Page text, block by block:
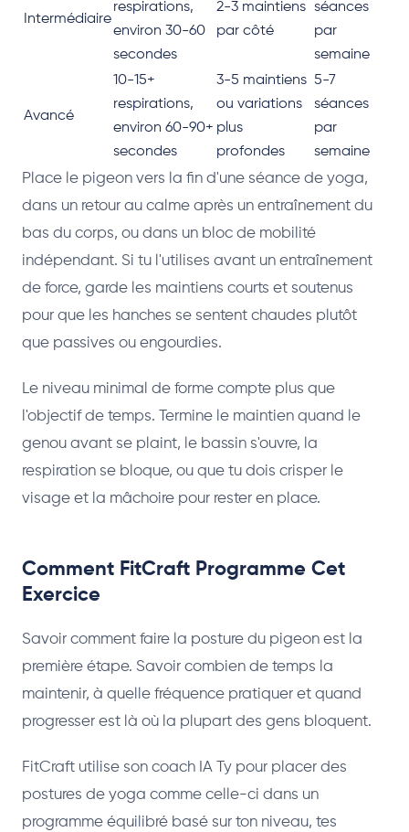
Intermédiaire
respirations,
environ 30-60
secondes
2-3 maintiens
par côté
séances
par
semaine
Avancé
10-15+
respirations,
environ 60-90+
secondes
3-5 maintiens
ou variations
plus
profondes
5-7
séances
par
semaine
Place le pigeon vers la fin d'une séance de yoga,
dans un retour au calme après un entraînement du
bas du corps, ou dans un bloc de mobilité
indépendant. Si tu l'utilises avant un entraînement
de force, garde les maintiens courts et soutenus
pour que les hanches se sentent chaudes plutôt
que passives ou engourdies.
Le niveau minimal de forme compte plus que
l'objectif de temps. Termine le maintien quand le
genou avant se plaint, le bassin s'ouvre, la
respiration se bloque, ou que tu dois crisper le
visage et la mâchoire pour rester en place.
Comment FitCraft Programme Cet
Exercice
Savoir comment faire la posture du pigeon est la
première étape. Savoir combien de temps la
maintenir, à quelle fréquence pratiquer et quand
progresser est là où la plupart des gens bloquent.
FitCraft utilise son coach IA Ty pour placer des
postures de yoga comme celle-ci dans un
programme équilibré basé sur ton niveau, tes